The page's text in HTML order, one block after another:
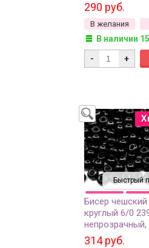
290 руб.
В желания
В наличии
- +
Быстрый
Бисер чешский
круглый 6/0
непрозрачный,
314 руб.